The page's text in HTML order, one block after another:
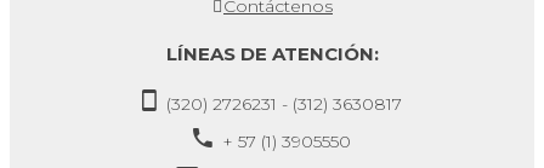
Contáctenos
LÍNEAS DE ATENCIÓN:
(320) 2726231 - (312) 3630817
+ 57 (1) 3905550